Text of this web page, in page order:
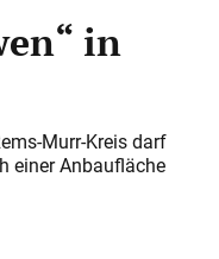
in
Murr-Kreis darf
einer Anbaufläche